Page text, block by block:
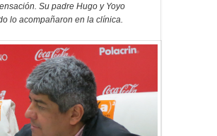
Su padre Hugo y Yoyo
lo acompañaron en la clínica.